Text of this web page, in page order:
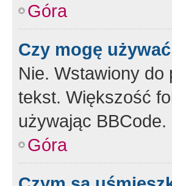
Góra
Czy mogę
Nie. Wstawiony do
tekst. Większość
używając BBCode.
Góra